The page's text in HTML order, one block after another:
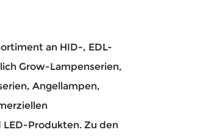
an HID-, EDL-
Grow-Lampenserien,
Angellampen,
LED-Produkten. Zu den